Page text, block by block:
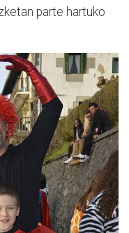
parte hartuko